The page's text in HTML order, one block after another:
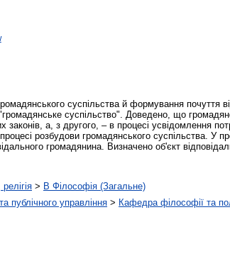
суспільства й формування почуття
"громадянське суспільство". Доведено, що
законів, а, з другого, – в процесі усвідомлення
розбудови громадянського суспільства. У
громадянина. Визначено об'єкт
> B Філософія (Загальне)
публічного управління > Кафедра філософії та